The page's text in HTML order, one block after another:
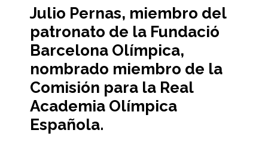
Julio Pernas, miembro del
patronato de la Fundació
Barcelona Olímpica,
nombrado miembro de la
Comisión para la Real
Academia Olímpica
Española.